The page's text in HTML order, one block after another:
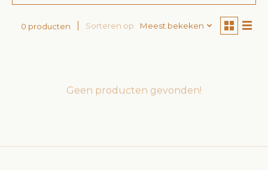
0 producten Sorteren op Meest bekeken
Geen producten gevonden!